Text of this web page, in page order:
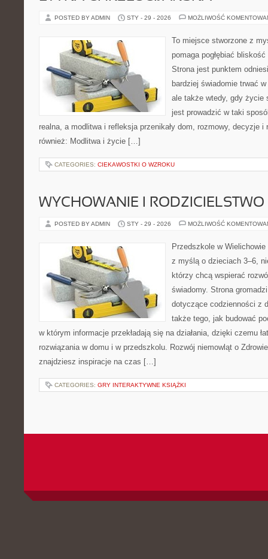
POSTED BY ADMIN STY - 29 - 2026 MOŻLIWOŚĆ
To miejsce stworzone z
pomaga pogłębiać
Strona jest punktem
bardziej świadomie trwać
ale także wtedy, gdy życie
jest prowadzić w taki
realna, a modlitwa i refleksja przenikały dom, rozmowy, decyzje
również: Modlitwa i życie […]
CATEGORIES: CIEKAWOSTKI O WZROKU
WYCHOWANIE I RODZICIELSTWO
POSTED BY ADMIN STY - 29 - 2026 MOŻLIWOŚĆ
Przedszkole w
z myślą o dzieciach 3–6,
którzy chcą wspierać
świadomy. Strona
dotyczące codzienności z
także tego, jak budować
w którym informacje przekładają się na działania, dzięki czemu
rozwiązania w domu i w przedszkolu. Rozwój niemowląt o
znajdziesz inspiracje na czas […]
CATEGORIES: GRY INTERAKTYWNE KSIĄŻKI